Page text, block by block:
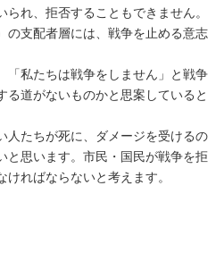
れ、拒否することもできません。
の支配者層には、戦争を止める意志
「私たちは戦争をしません」と戦争
る道がないものかと思案していると
人たちが死に、ダメージを受けるの
と思います。市民・国民が戦争を拒
ればならないと考えます。